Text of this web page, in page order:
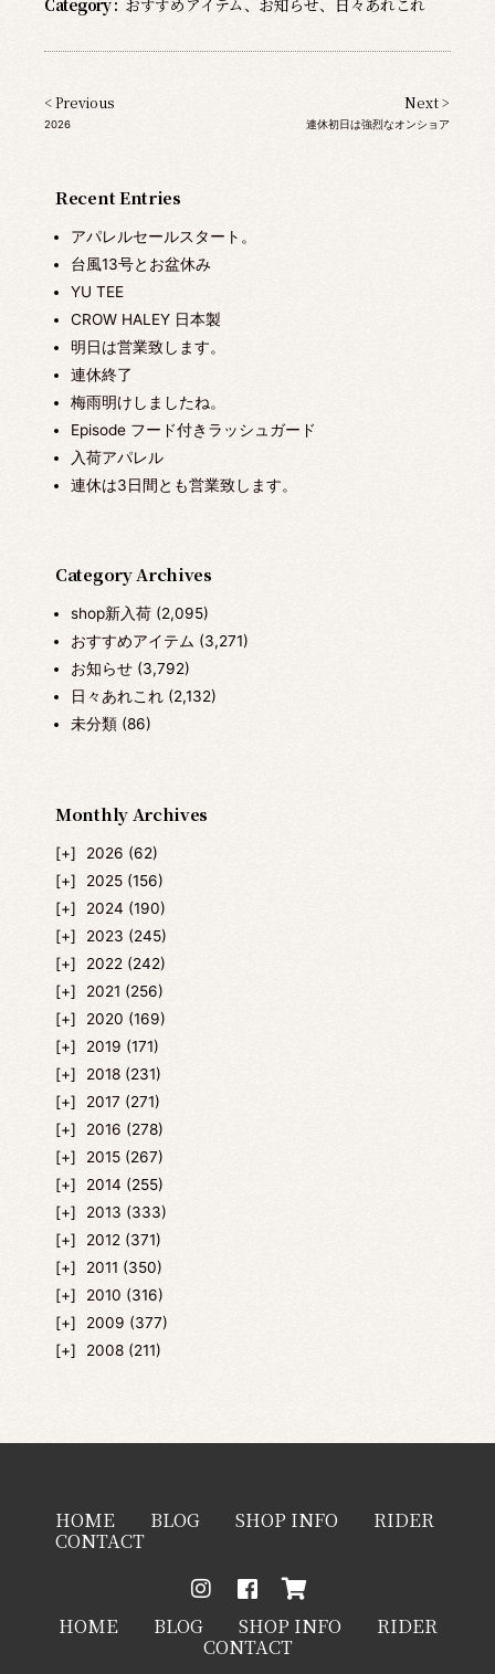
Recent Entries
アパレルセールスタート。
台風13号とお盆休み
YU TEE
CROW HALEY 日本製
明日は営業致します。
連休終了
梅雨明けしましたね。
Episode フード付きラッシュガード
入荷アパレル
連休は3日間とも営業致します。
Category Archives
shop新入荷(2,095)
おすすめアイテム (3,271)
お知らせ(3,792)
日々あれこれ(2,132)
未分類(86)
Monthly Archives
2026 (62)
2025 (156)
2024 (190)
2023 (245)
2022 (242)
2021 (256)
2020 (169)
2019 (171)
2018 (231)
2017 (271)
2016 (278)
2015 (267)
2014 (255)
2013 (333)
2012 (371)
2011 (350)
2010 (316)
2009 (377)
2008 (211)
< Previous
2026
Next >
連休初日は強烈なオンショア
HOME BLOG SHOP INFO RIDER
CONTACT
HOME BLOG SHOP INFO RIDER
CONTACT